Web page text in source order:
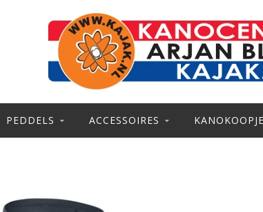
PEDDELS ACCESSOIRES